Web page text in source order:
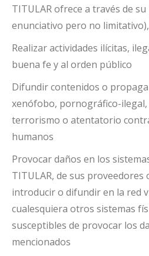
TITULAR ofrece a través de
enunciativo pero no
Realizar actividades ilícitas,
buena fe y al orden público
Difundir contenidos o
xenófobo, pornográfico-ilegal,
terrorismo o atentatorio
humanos
Provocar daños en los
TITULAR, de sus proveedores
introducir o difundir en la red
cualesquiera otros sistemas
susceptibles de provocar los
mencionados